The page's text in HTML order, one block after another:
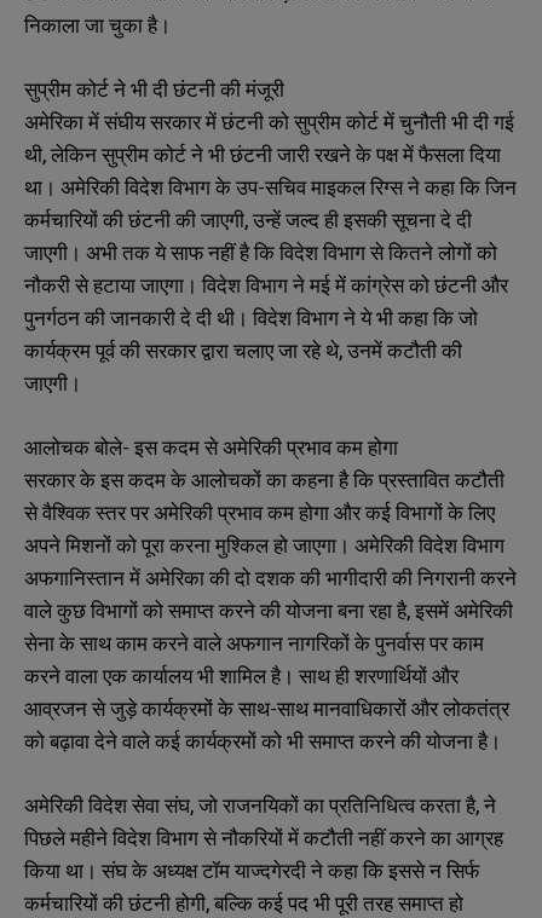
निकाला जा चुका है।
सुप्रीम कोर्ट ने भी दी छंटनी की मंजूरी
अमेरिका में संघीय सरकार में छंटनी को सुप्रीम कोर्ट में चुनौती भी दी गई
थी, लेकिन सुप्रीम कोर्ट ने भी छंटनी जारी रखने के पक्ष में फैसला दिया
था। अमेरिकी विदेश विभाग के उप-सचिव माइकल रिग्स ने कहा कि जिन
कर्मचारियों की छंटनी की जाएगी, उन्हें जल्द ही इसकी सूचना दे दी
जाएगी। अभी तक ये साफ नहीं है कि विदेश विभाग से कितने लोगों को
नौकरी से हटाया जाएगा। विदेश विभाग ने मई में कांग्रेस को छंटनी और
पुनर्गठन की जानकारी दे दी थी। विदेश विभाग ने ये भी कहा कि जो
कार्यक्रम पूर्व की सरकार द्वारा चलाए जा रहे थे, उनमें कटौती की
जाएगी।
आलोचक बोले- इस कदम से अमेरिकी प्रभाव कम होगा
सरकार के इस कदम के आलोचकों का कहना है कि प्रस्तावित कटौती
से वैश्विक स्तर पर अमेरिकी प्रभाव कम होगा और कई विभागों के लिए
अपने मिशनों को पूरा करना मुश्किल हो जाएगा। अमेरिकी विदेश विभाग
अफगानिस्तान में अमेरिका की दो दशक की भागीदारी की निगरानी करने
वाले कुछ विभागों को समाप्त करने की योजना बना रहा है, इसमें अमेरिकी
सेना के साथ काम करने वाले अफगान नागरिकों के पुनर्वास पर काम
करने वाला एक कार्यालय भी शामिल है। साथ ही शरणार्थियों और
आव्रजन से जुड़े कार्यक्रमों के साथ-साथ मानवाधिकारों और लोकतंत्र
को बढ़ावा देने वाले कई कार्यक्रमों को भी समाप्त करने की योजना है।
अमेरिकी विदेश सेवा संघ, जो राजनयिकों का प्रतिनिधित्व करता है, ने
पिछले महीने विदेश विभाग से नौकरियों में कटौती नहीं करने का आग्रह
किया था। संघ के अध्यक्ष टॉम याज्दगेरदी ने कहा कि इससे न सिर्फ
कर्मचारियों की छंटनी होगी, बल्कि कई पद भी पूरी तरह समाप्त हो